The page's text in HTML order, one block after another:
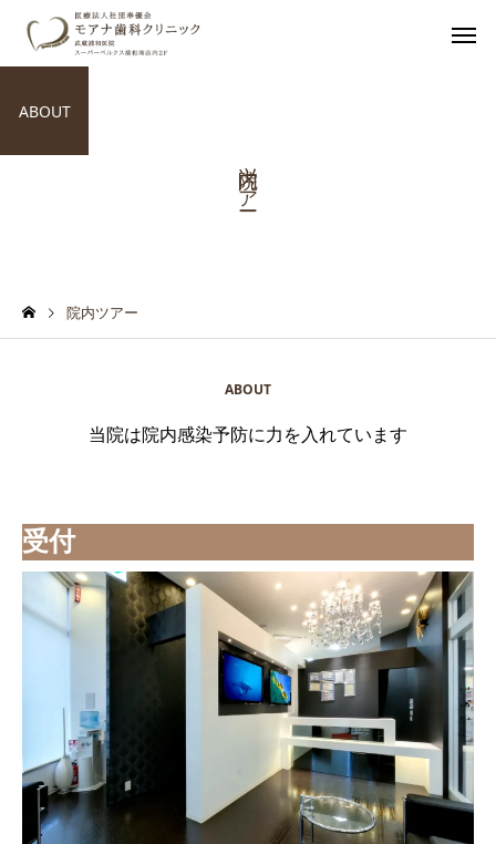
院内ツアー
ABOUT
院内ツアー
ABOUT
当院は院内感染予防に力を入れています
受付